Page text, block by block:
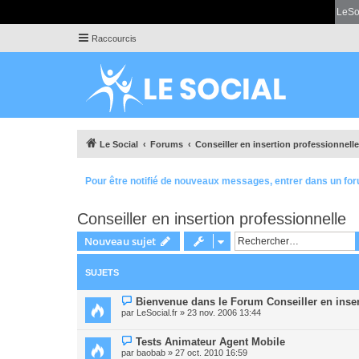
Raccourcis
Le Social Forums Conseiller en insertion professionnelle
Pour être notifié de nouveaux messages, entrer dans un
Conseiller en insertion professionnelle
Nouveau sujet
SUJETS
Bienvenue dans le Forum Conseiller en
par LeSocial.fr » 23 nov. 2006 13:44
Tests Animateur Agent Mobile
par baobab » 27 oct. 2010 16:59